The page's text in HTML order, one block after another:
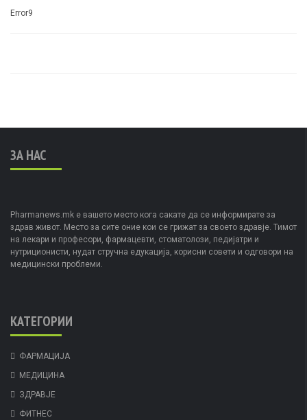
Error9
ЗА НАС
Pharmanews.mk е вашето место кога сакате да се информирате за
здрав живот. Место за сите оние кои се грижат за своето здравје. Тимот
на лекари и професори, фармацевти, стоматолози, педијатри и
нутриционисти, нудат стручна едукација, корисни совети и одговори на
медицински проблеми.
КАТЕГОРИИ
ФАРМАЦИЈА
МЕДИЦИНА
ЗДРАВЈЕ
ФИТНЕС